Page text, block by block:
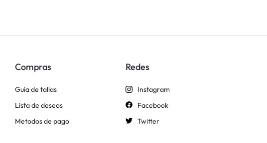
Compras
Guia de tallas
Lista de deseos
Metodos de pago
Redes
Instagram
Facebook
Twitter